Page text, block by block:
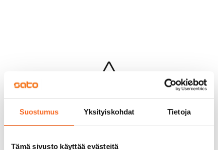
Suostumus Yksityiskohdat Tietoja
Tämä sivusto käyttää evästeitä
Hups...
Jotakin meni pieleen sivun lataamisessa